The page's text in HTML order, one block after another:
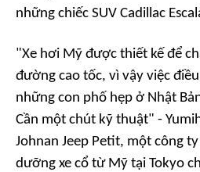
những chiếc SUV Cadillac
"Xe hơi Mỹ được thiết kế để
đường cao tốc, vì vậy việc
những con phố hẹp ở Nhật
Cần một chút kỹ thuật" -
Johnan Jeep Petit, một công
dưỡng xe cổ từ Mỹ tại Tokyo